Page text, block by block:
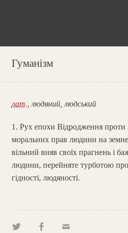
Гуманізм
лат. , людяний, людський
1. Рух епохи Відродження проти
моральних прав людини на земне
вільний вияв своїх прагнень і
людини, перейняте турботою про
гідності, людяності.